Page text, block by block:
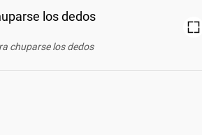
chuparse los dedos